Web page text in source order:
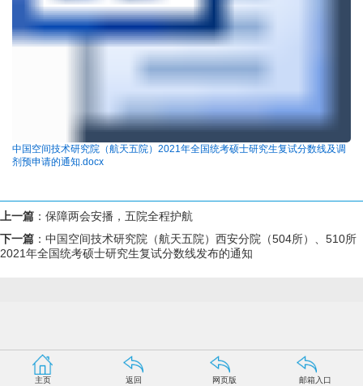
中国空间技术研究院（航天五院）2021年全国统考硕士研究生复试分数线及调
剂预申请的通知.docx
上一篇 ： 保障两会安播，五院全程护航
下一篇 ： 中国空间技术研究院（航天五院）西安分院（504所）、510所
2021年全国统考硕士研究生复试分数线发布的通知
主页 返回 网页版 邮箱入口